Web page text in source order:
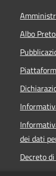
Albo
dei dati
Decreto